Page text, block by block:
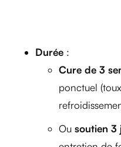
Durée :
Cure de 3
ponctuel
Ou soutien 3